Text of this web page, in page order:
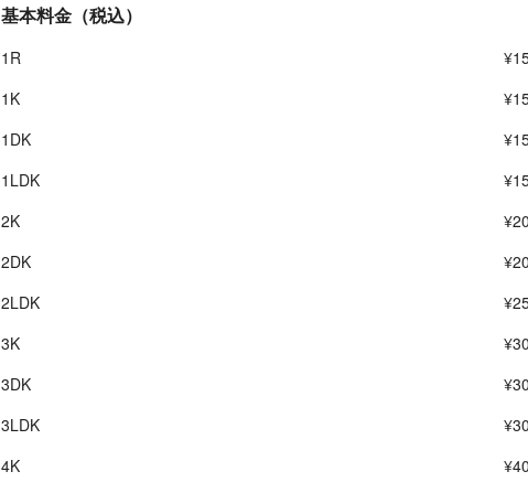
基本料金（税込）
1R
1K
1DK
1LDK
2K
2DK
2LDK
3K
3DK
3LDK
4K